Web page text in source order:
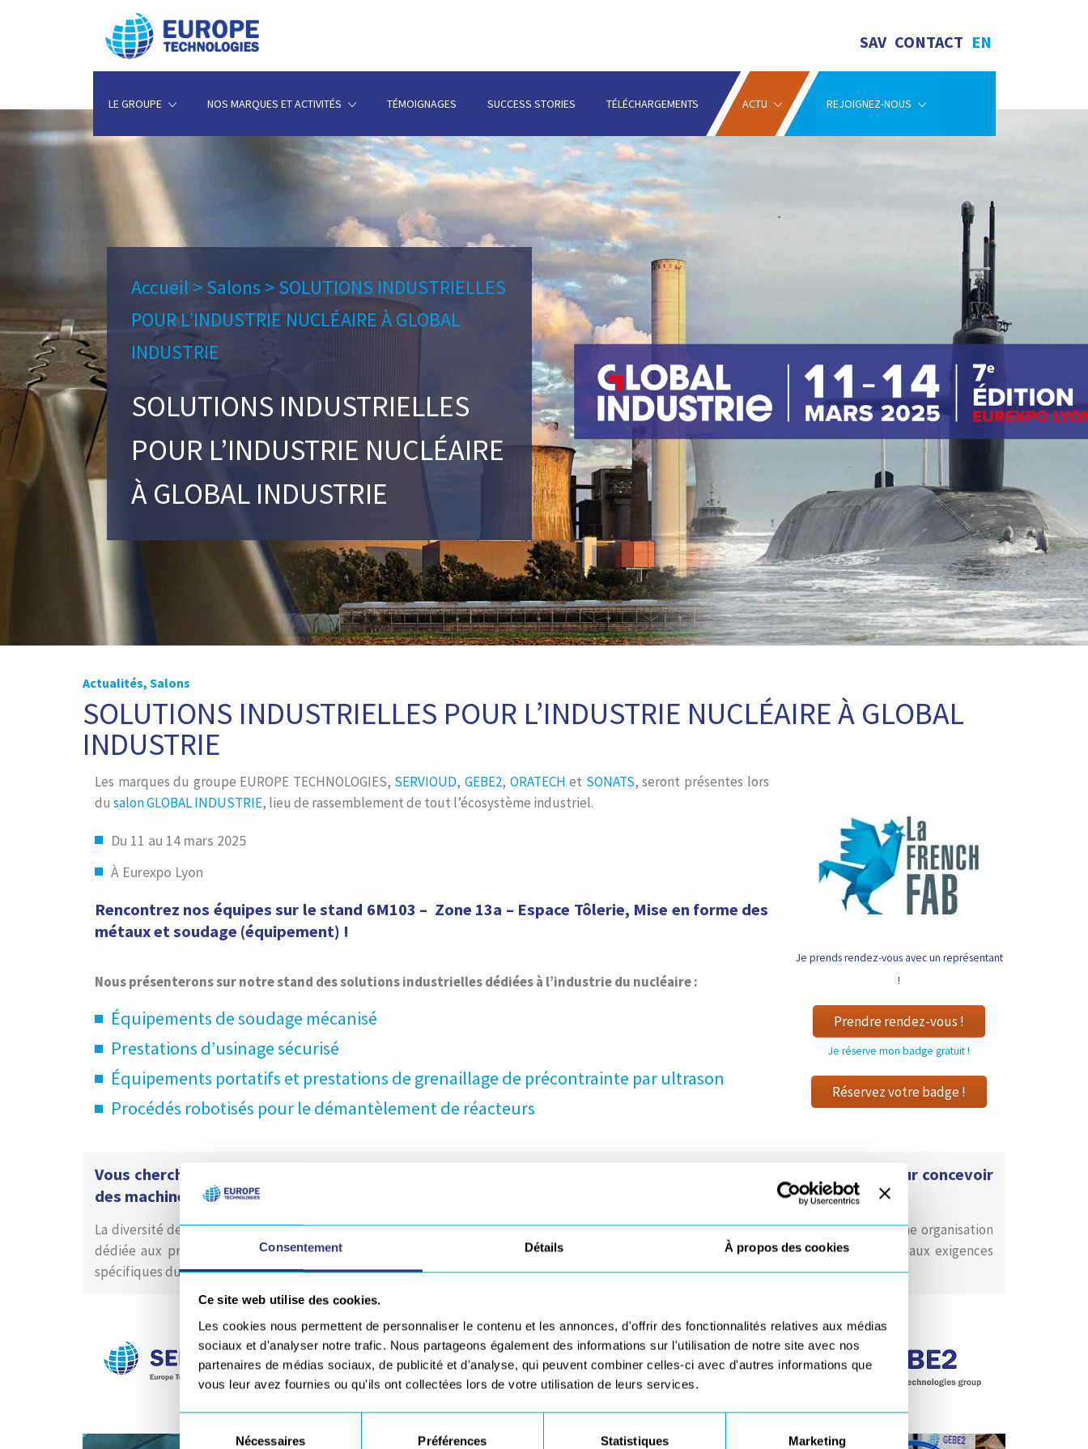
Consentement Détails À propos des cookies
Ce site web utilise des cookies.
Les cookies nous permettent de personnaliser le contenu et les annonces, d'offrir des fonctionnalités relatives aux médias
sociaux et d'analyser notre trafic. Nous partageons également des informations sur l'utilisation de notre site avec nos
partenaires de médias sociaux, de publicité et d'analyse, qui peuvent combiner celles-ci avec d'autres informations que
vous leur avez fournies ou qu'ils ont collectées lors de votre utilisation de leurs services.
Nécessaires Préférences Statistiques Marketing
SAV CONTACT EN
LE GROUPE NOS MARQUES ET ACTIVITÉS TÉMOIGNAGES SUCCESS STORIES TÉLÉCHARGEMENTS ACTU REJOIGNEZ-NOUS
Accueil>Salons >SOLUTIONS INDUSTRIELLES
POUR L’INDUSTRIE NUCLÉAIRE À GLOBAL
INDUSTRIE
SOLUTIONS INDUSTRIELLES
POUR L’INDUSTRIE NUCLÉAIRE
À GLOBAL INDUSTRIE
Actualités, Salons
SOLUTIONS INDUSTRIELLES POUR L’INDUSTRIE NUCLÉAIRE À GLOBAL
INDUSTRIE
Les marques du groupe EUROPE TECHNOLOGIES, SERVIOUD,GEBE2, ORATECH et SONATS, seront présentes lors
du salon GLOBAL INDUSTRIE, lieu de rassemblement de tout l’écosystème industriel.
Du 11 au 14 mars 2025
À Eurexpo Lyon
Rencontrez nos équipes sur le stand 6M103 – Zone 13a – Espace Tôlerie, Mise en forme des
métaux et soudage (équipement) !
Nous présenterons sur notre stand des solutions industrielles dédiées à l’industrie du nucléaire :
Équipements de soudage mécanisé
Prestations d’usinage sécurisé
Équipements portatifs et prestations de grenaillage de précontrainte par ultrason
Procédés robotisés pour le démantèlement de réacteurs
Je prends rendez-vous avec un représentant
!
Prendre rendez-vous !
Je réserve mon badge gratuit !
Réservez votre badge !
Vous cherchez un interlocuteur capable d’intégrer ses propres procédés ainsi que des procédés externes pour concevoir
des machines spéciales ?
La diversité des marques du groupe Europe Technologies permet de maîtriser une large gamme de procédés, tout en s’appuyant sur une organisation
dédiée aux projets d’intégration. Cette richesse de savoir-faire vous garantit une expertise étendue et une réactivité optimale face aux exigences
spécifiques du marché.